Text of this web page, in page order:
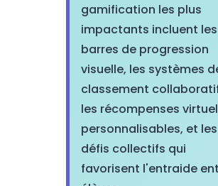
gamification les plus
impactants incluent les
barres de progression
visuelle, les systèmes
classement
les récompenses
personnalisables, et les
défis collectifs qui
favorisent l'entraide